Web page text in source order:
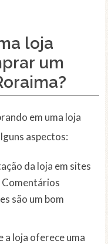
loja
um
em uma loja
aspectos:
da loja em sites
Comentários
são um bom
a loja oferece uma